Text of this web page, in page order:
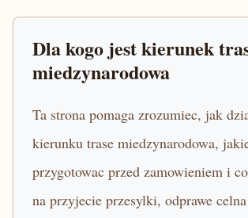
Dla kogo jest kierunek
miedzynarodowa
Ta strona pomaga zrozumiec, jak
kierunku trase miedzynarodowa,
przygotowac przed zamowieniem i
na przyjecie przesylki, odprawe